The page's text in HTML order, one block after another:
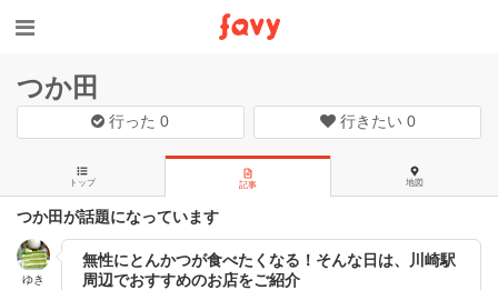
つか田
行った0 行きたい 0
トップ 記事 地図
つか田が話題になっています
ゆき
無性にとんかつが食べたくなる！そんな日は、川崎駅
周辺でおすすめのお店をご紹介